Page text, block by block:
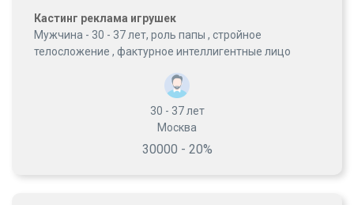
Кастинг реклама игрушек
Мужчина - 30 - 37 лет, роль папы , стройное
телосложение , фактурное интеллигентные лицо
30 - 37лет
Москва
30000 - 20%